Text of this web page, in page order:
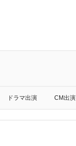
ドラマ出演 CM出演